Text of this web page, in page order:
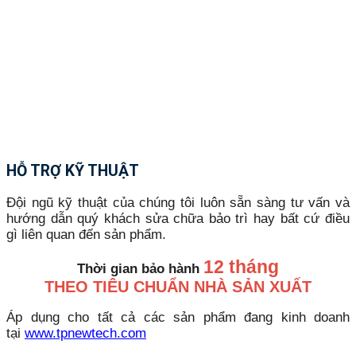
HỖ TRỢ KỸ THUẬT
Đội ngũ kỹ thuật của chúng tôi luôn sẵn sàng tư vấn và
hướng dẫn quý khách sửa chữa bảo trì hay bất cứ điều
gì liên quan đến sản phẩm.
Thời gian bảo hành 12 tháng
THEO TIÊU CHUẨN NHÀ SẢN XUẤT
Áp dụng cho tất cả các sản phẩm đang kinh doanh
tại www.tpnewtech.com